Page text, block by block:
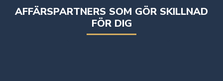
AFFÄRSPARTNERS SOM GÖR SKILLNAD
FÖR DIG